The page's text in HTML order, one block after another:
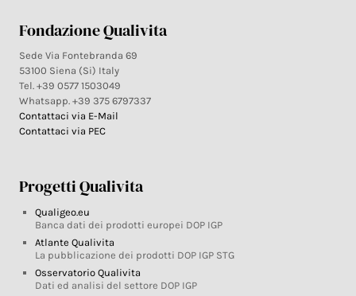
Fondazione Qualivita
Sede Via Fontebranda 69
53100 Siena (Si) Italy
Tel. +39 0577 1503049
Whatsapp. +39 375 6797337
Contattaci via E-Mail
Contattaci via PEC
Progetti Qualivita
Qualigeo.eu
Banca dati dei prodotti europei DOP IGP
Atlante Qualivita
La pubblicazione dei prodotti DOP IGP STG
Osservatorio Qualivita
Dati ed analisi del settore DOP IGP